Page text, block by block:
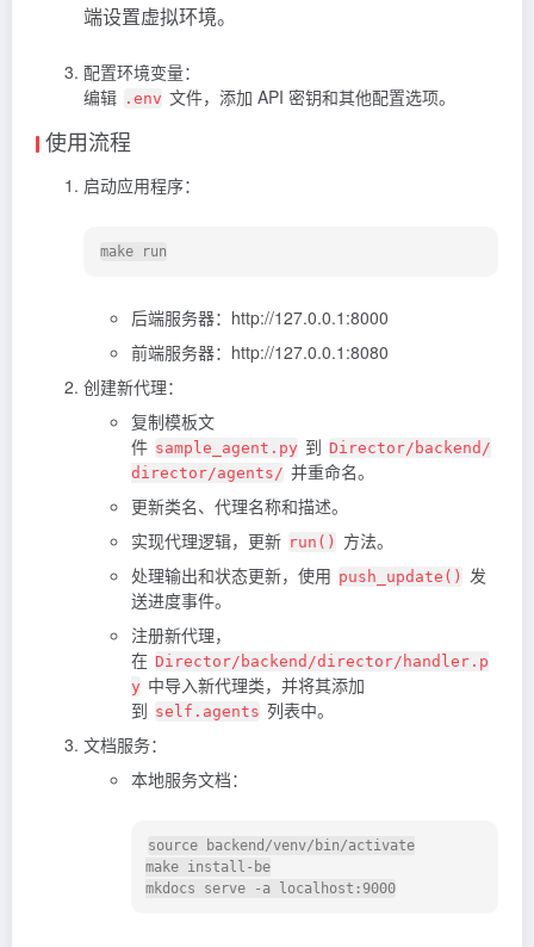
端设置虚拟环境。
配置环境变量：
编辑 .env 文件，添加 API 密钥和其他配置选项。
使用流程
启动应用程序：
后端服务器：http://127.0.0.1:8000
前端服务器：http://127.0.0.1:8080
创建新代理：
复制模板文
件 sample_agent.py 到 Director/backend/
director/agents/ 并重命名。
更新类名、代理名称和描述。
实现代理逻辑，更新 run()
方法。
处理输出和状态更新，使用 push_update() 发
送进度事件。
注册新代理，
在 Director/backend/director/handler.p
y 中导入新代理类，并将其添加
到 self.agents 列表中。
文档服务：
本地服务文档：
source backend/venv/bin/activate
make install-be